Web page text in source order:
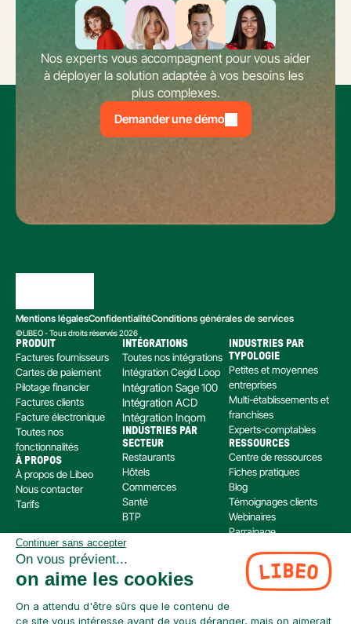
Nos experts vous accompagnent pour vous aider
à déployer la solution adaptée à vos besoins les
plus complexes.
Demander une démo
Mentions légalesConfidentialitéConditions générales de services
©LIBEO - Tous droits réservés 2026
Libeo, société par actions simplifiée immatriculée au RCS de Créteil, dont le siège social
est situé au 112 Avenue de Paris, 94300 Vincennes, est enregistré auprès de l’Organisme
pour le Registre Unique des Intermédiaires en assurance, banque et finance (ORIAS) sous
le numéro 220 063 49 en tant que (i) courtier en opérations de banque et en services de
paiement (COBSP) et (ii) mandataire non exclusif en opération de Banque et Service de
PRODUIT
Factures fournisseurs
Cartes de paiement
Pilotage financier
Factures clients
Facture électronique
Toutes nos
fonctionnalités
À PROPOS
À propos de Libeo
Nous contacter
Tarifs
INTÉGRATIONS
Toutes nos intégrations
Intégration Cegid Loop
Intégration Sage 100
Intégration ACD
Intégration Inqom
INDUSTRIES PAR
SECTEUR
Restaurants
Hôtels
Commerces
Santé
BTP
INDUSTRIES PAR
TYPOLOGIE
Petites et moyennes
entreprises
Multi-établissements et
franchises
Experts-comptables
RESSOURCES
Centre de ressources
Fiches pratiques
Blog
Témoignages clients
Webinaires
Parrainage
Continuer sans accepter
On vous prévient...
on aime les cookies
On a attendu d'être sûrs que le contenu de
ce site vous intéresse avant de vous déranger, mais on aimerait